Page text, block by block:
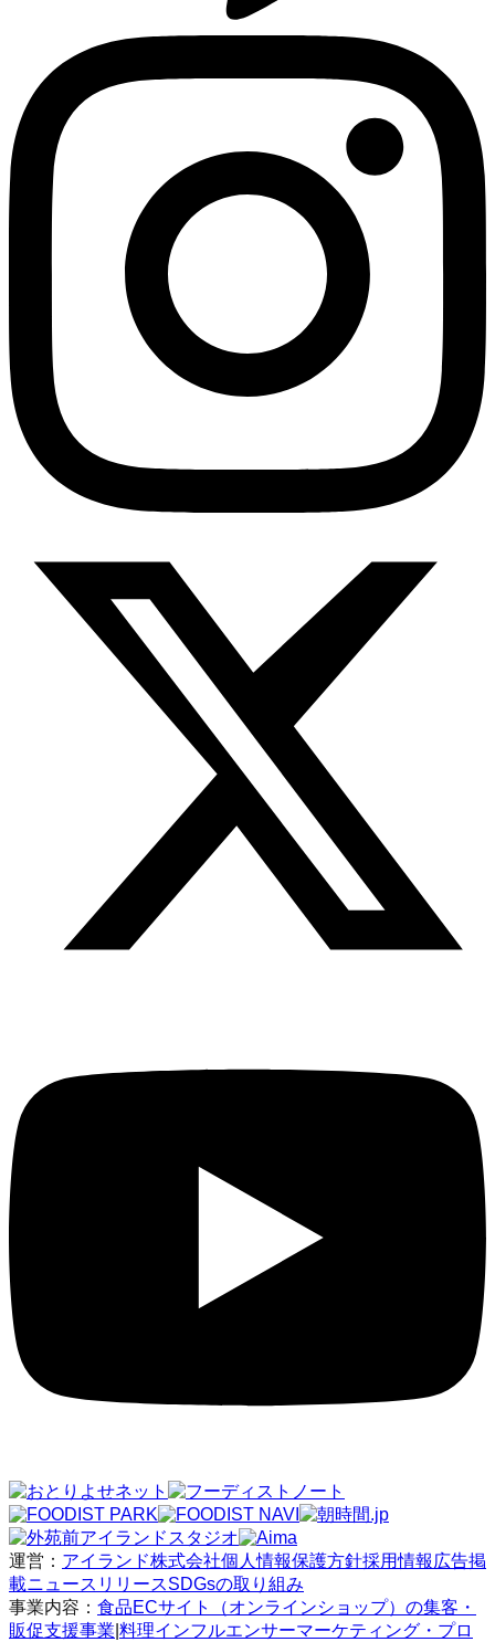
運営： アイランド株式会社個人情報保護方針採用情報 広告掲
載ニュースリリースSDGsの取り組み
事業内容： 食品ECサイト（オンラインショップ）の集客・
販促支援事業 料理インフルエンサーマーケティング・プロ